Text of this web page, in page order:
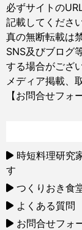
必ずサイトの
記載してくださ
真の無断転載は
SNS及びブログ
する場合がござ
メディア掲載、
【お問合せフォ
時短料理研究
す
つくりおき食
よくある質問
お問合せフォ